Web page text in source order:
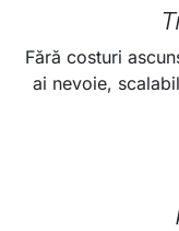
Fără costuri
ai nevoie,